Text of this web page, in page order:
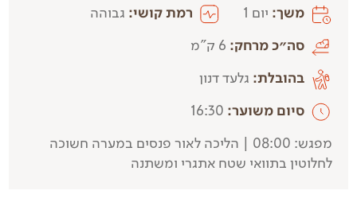
משך: יום 1 רמת קושי: גבוהה
סה״כ מרחק:
בהובלת: גלעד דנון
סיום משוער:
מפגש: 08:00 | הליכה לאור פנסים במערה חשוכה
לחלוטין בתוואי שטח אתגרי ומשתנה